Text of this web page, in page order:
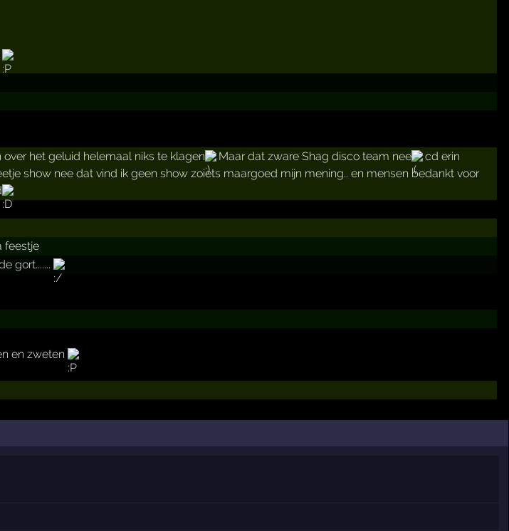
het geluid helemaal niks te klagen Maar dat zware Shag disco team nee
cd erin
show nee dat vind ik geen show zoiets maargoed mijn mening.. en mensen bedankt voor
feestje
gort.......
en zweten